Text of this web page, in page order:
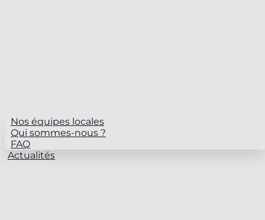
Nos équipes locales
Qui sommes-nous ?
FAQ
Actualités